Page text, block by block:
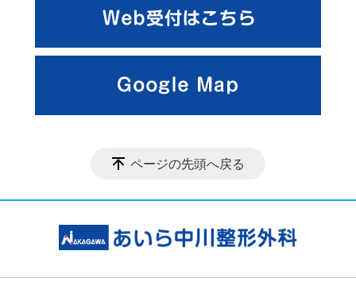
ページの先頭へ戻る